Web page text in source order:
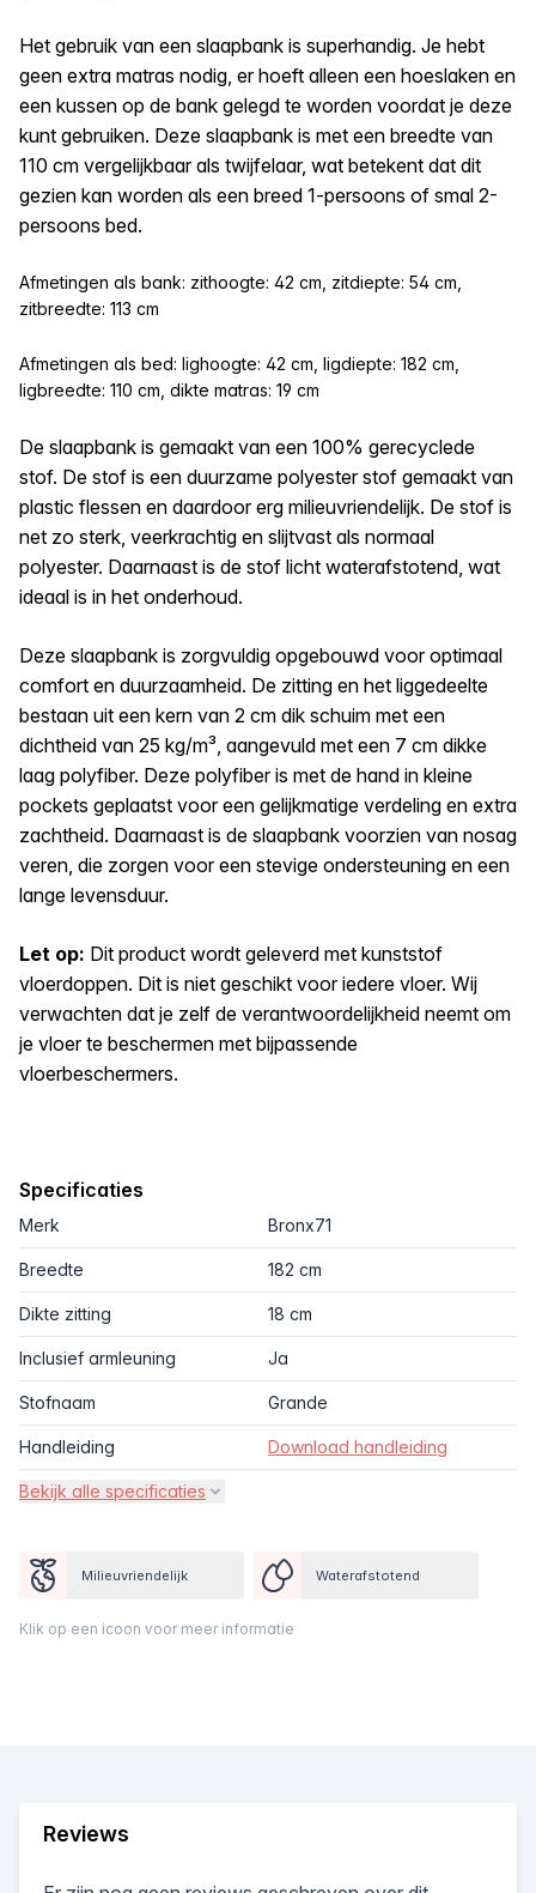
Het gebruik van een slaapbank is superhandig. Je hebt
geen extra matras nodig, er hoeft alleen een hoeslaken en
een kussen op de bank gelegd te worden voordat je deze
kunt gebruiken. Deze slaapbank is met een breedte van
110 cm vergelijkbaar als twijfelaar, wat betekent dat dit
gezien kan worden als een breed 1-persoons of smal 2-
persoons bed.
Afmetingen als bank: zithoogte: 42 cm, zitdiepte: 54 cm,
zitbreedte: 113 cm
Afmetingen als bed: lighoogte: 42 cm, ligdiepte: 182 cm,
ligbreedte: 110 cm, dikte matras: 19 cm
De slaapbank is gemaakt van een 100% gerecyclede
stof. De stof is een duurzame polyester stof gemaakt van
plastic flessen en daardoor erg milieuvriendelijk. De stof is
net zo sterk, veerkrachtig en slijtvast als normaal
polyester. Daarnaast is de stof licht waterafstotend, wat
ideaal is in het onderhoud.
Deze slaapbank is zorgvuldig opgebouwd voor optimaal
comfort en duurzaamheid. De zitting en het liggedeelte
bestaan uit een kern van 2 cm dik schuim met een
dichtheid van 25 kg/m³, aangevuld met een 7 cm dikke
laag polyfiber. Deze polyfiber is met de hand in kleine
pockets geplaatst voor een gelijkmatige verdeling en extra
zachtheid. Daarnaast is de slaapbank voorzien van nosag
veren, die zorgen voor een stevige ondersteuning en een
lange levensduur.
Let op: Dit product wordt geleverd met kunststof
vloerdoppen. Dit is niet geschikt voor iedere vloer. Wij
verwachten dat je zelf de verantwoordelijkheid neemt om
je vloer te beschermen met bijpassende
vloerbeschermers.
Specificaties
Merk Bronx71
Breedte 182 cm
Dikte zitting 18 cm
Inclusief armleuning Ja
Stofnaam Grande
Handleiding Download handleiding
Bekijk alle specificaties
Milieuvriendelijk Waterafstotend
Klik op een icoon voor meer informatie
Reviews